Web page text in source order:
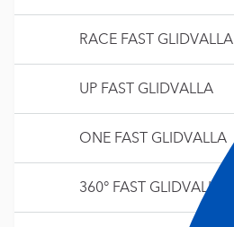
RACE FAST GLIDVALLA
UP FAST GLIDVALLA
ONE FAST GLIDVALLA
360° FAST GLIDVALLA